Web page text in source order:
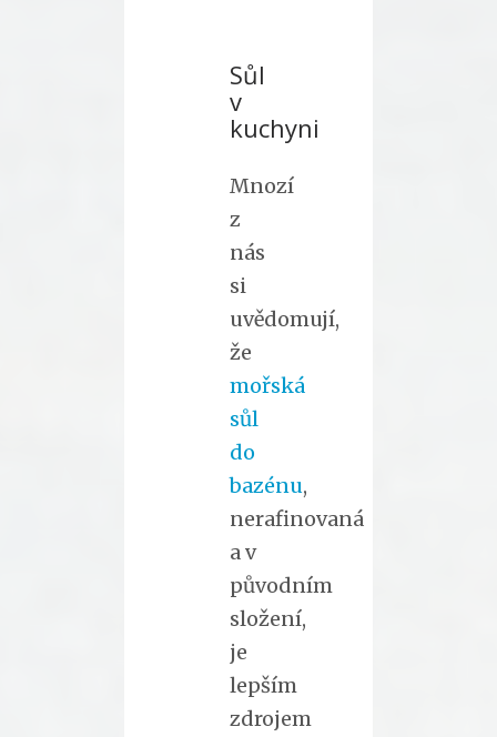
Sůl
v
kuchyni
Mnozí
z
nás
si
uvědomují,
že
mořská
sůl
do
bazénu,
nerafinovaná
a v
původním
složení,
je
lepším
zdrojem